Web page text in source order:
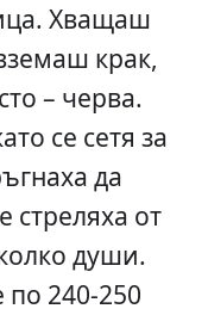
Хващаш
крак,
– черва.
се сетя за
да
стреляха от
души.
240-250